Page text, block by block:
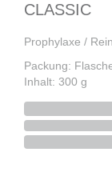
CLASSIC
Prophylaxe /
Packung:
Inhalt: 300 g